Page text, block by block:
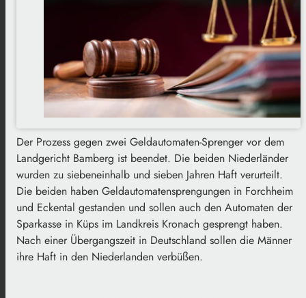
Der Prozess gegen zwei Geldautomaten-Sprenger vor dem
Landgericht Bamberg ist beendet. Die beiden Niederländer
wurden zu siebeneinhalb und sieben Jahren Haft verurteilt.
Die beiden haben Geldautomatensprengungen in Forchheim
und Eckental gestanden und sollen auch den Automaten der
Sparkasse in Küps im Landkreis Kronach gesprengt haben.
Nach einer Übergangszeit in Deutschland sollen die Männer
ihre Haft in den Niederlanden verbüßen.